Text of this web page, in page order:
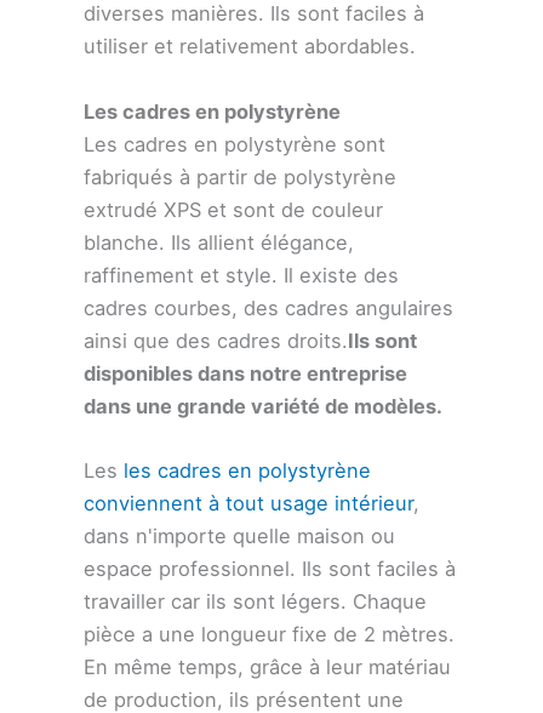
diverses manières. Ils sont faciles à
utiliser et relativement abordables.
Les cadres en polystyrène
Les cadres en polystyrène sont
fabriqués à partir de polystyrène
extrudé XPS et sont de couleur
blanche. Ils allient élégance,
raffinement et style. Il existe des
cadres courbes, des cadres angulaires
ainsi que des cadres droits.Ils sont
disponibles dans notre entreprise
dans une grande variété de modèles.
Les les cadres en polystyrène
conviennent à tout usage intérieur,
dans n'importe quelle maison ou
espace professionnel. Ils sont faciles à
travailler car ils sont légers. Chaque
pièce a une longueur fixe de 2 mètres.
En même temps, grâce à leur matériau
de production, ils présentent une